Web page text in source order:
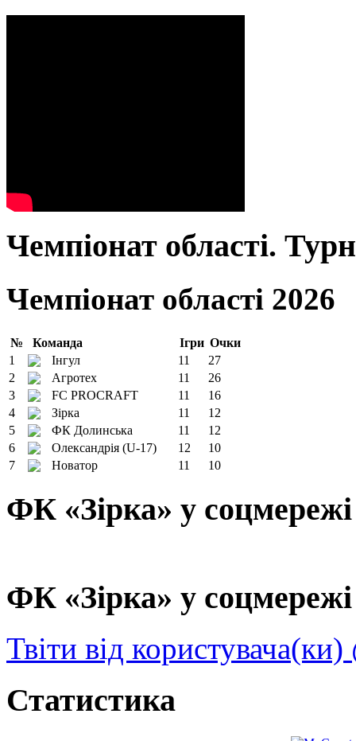
Чемпіонат області.
Чемпіонат області 2026
№ Команда Ігри Очки
1
Інгул 11
27
2
Агротех 11
26
3
FC PROCRAFT 11
16
4
Зірка 11
12
5
ФК Долинська 11
12
6
Олександрія (U-17) 12
10
7
Новатор 11 10
ФК «Зірка» у
ФК «Зірка» у
Твіти від
Статистика